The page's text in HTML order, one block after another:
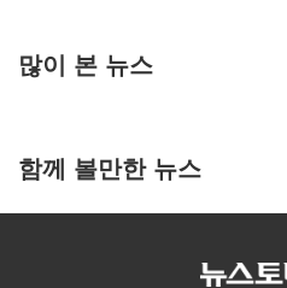
많이 본 뉴스
함께 볼만한 뉴스